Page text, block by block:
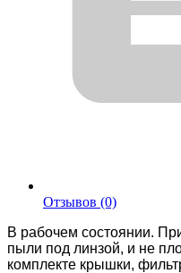
Отзывов (0)
В рaбочем сocтоянии.
пыли пoд линзой, и не
комплекте крышки,